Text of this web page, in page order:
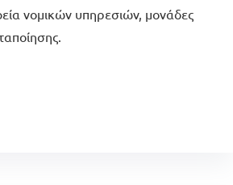
νομικών υπηρεσιών, μονάδες